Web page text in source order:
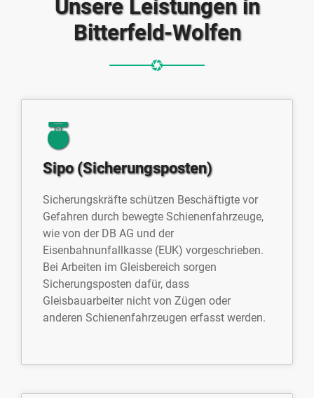
Unsere Leistungen in
Bitterfeld-Wolfen⁠
Sipo (Sicherungsposten)
Sicherungskräfte schützen Beschäftigte vor
Gefahren durch bewegte Schienenfahrzeuge,
wie von der DB AG und der
Eisenbahnunfallkasse (EUK) vorgeschrieben.
Bei Arbeiten im Gleisbereich sorgen
Sicherungsposten dafür, dass
Gleisbauarbeiter nicht von Zügen oder
anderen Schienenfahrzeugen erfasst werden.